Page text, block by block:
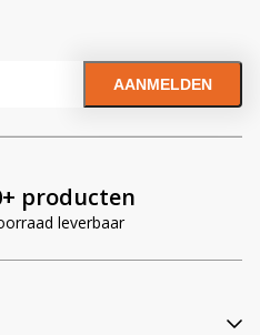
producten
leverbaar